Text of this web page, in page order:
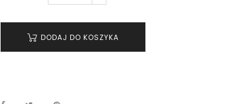
DODAJ DO KOSZYKA